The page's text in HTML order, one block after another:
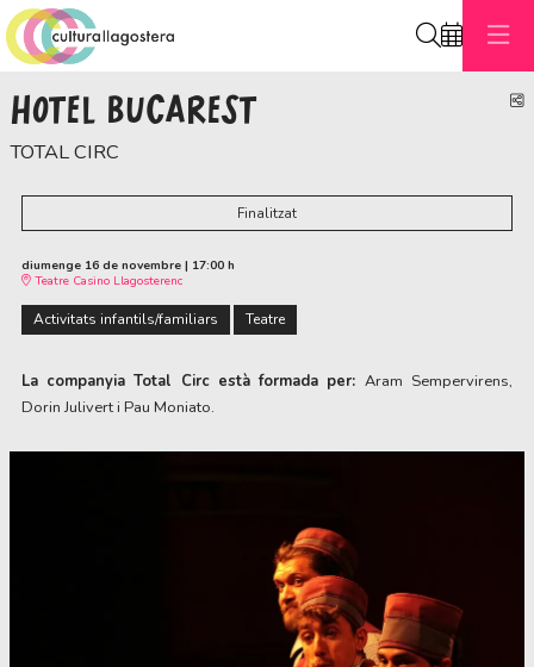
HOTEL BUCAREST
TOTAL CIRC
Finalitzat
diumenge 16 de novembre | 17:00 h
Teatre Casino Llagosterenc
Activitats infantils/familiars Teatre
La companyia Total Circ està formada per: Aram Sempervirens,
Dorin Julivert i Pau Moniato.